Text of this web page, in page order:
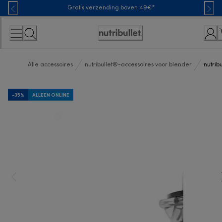
Skip
to
Content
Gratis verzending boven 49€*
Toegankelijkheidsverklaring
Alle accessoires nutribullet®-accessoires voor blender
-35% ALLEEN ONLINE